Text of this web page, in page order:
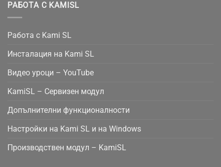
РАБОТА С KAMISL
Работа с Kami SL
Инсталация на Kami SL
Видео уроци – YouTube
KamiSL – Сервизен модул
Допълнителни функционалности
Настройки на Kami SL и на Windows
Производствен модул – KamiSL